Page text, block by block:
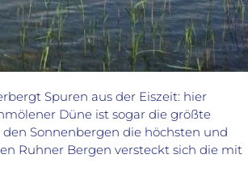
Spuren aus der Eiszeit: hier
Düne ist sogar die größte
den Sonnenbergen die höchsten und
Ruhner Bergen versteckt sich die mit